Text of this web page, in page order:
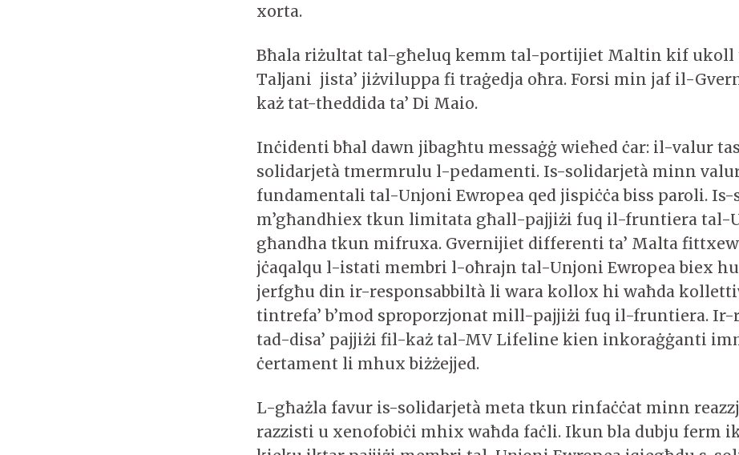
xorta.
Bħala riżultat tal-għeluq kemm tal-portijiet Maltin kif ukoll
Taljani jista’ jiżviluppa fi traġedja oħra. Forsi min jaf il-
każ tat-theddida ta’ Di Maio.
Inċidenti bħal dawn jibagħtu messaġġ wieħed ċar: il-valur
solidarjetà tmermrulu l-pedamenti. Is-solidarjetà minn
fundamentali tal-Unjoni Ewropea qed jispiċċa biss paroli. Is-
m’għandhiex tkun limitata għall-pajjiżi fuq il-fruntiera tal-
għandha tkun mifruxa. Gvernijiet differenti ta’ Malta
jċaqalqu l-istati membri l-oħrajn tal-Unjoni Ewropea biex
jerfgħu din ir-responsabbiltà li wara kollox hi waħda
tintrefa’ b’mod sproporzjonat mill-pajjiżi fuq il-fruntiera. Ir-
tad-disa’ pajjiżi fil-każ tal-MV Lifeline kien inkoraġġanti
ċertament li mhux biżżejjed.
L-għażla favur is-solidarjetà meta tkun rinfaċċat minn
razzisti u xenofobiċi mhix waħda faċli. Ikun bla dubju ferm